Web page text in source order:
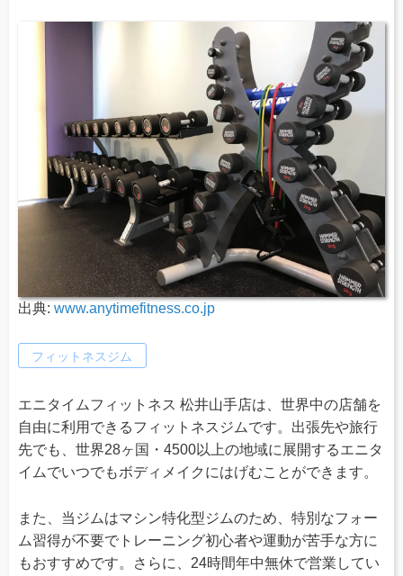
出典: www.anytimefitness.co.jp
フィットネスジム
エニタイムフィットネス 松井山手店は、世界中の店舗を
自由に利用できるフィットネスジムです。出張先や旅行
先でも、世界28ヶ国・4500以上の地域に展開するエニタ
イムでいつでもボディメイクにはげむことができます。
また、当ジムはマシン特化型ジムのため、特別なフォー
ム習得が不要でトレーニング初心者や運動が苦手な方に
もおすすめです。さらに、24時間年中無休で営業してい